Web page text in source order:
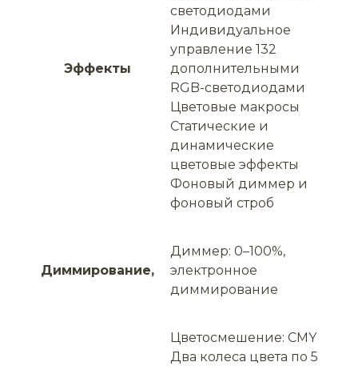
Эффекты
светодиодами
Индивидуальное
управление 132
дополнительными
RGB-светодиодами
Цветовые макросы
Статические и
динамические
цветовые эффекты
Фоновый диммер и
фоновый строб
Диммирование,
Диммер: 0–100%,
электронное
диммирование
Цветосмешение: CMY
Два колеса цвета по 5